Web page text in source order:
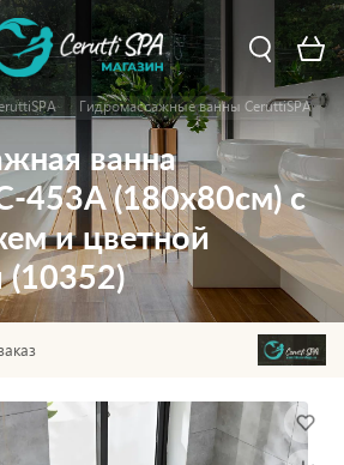
Гидромассажные ванны CeruttiSPA
ванна
453A (180х80см) с
и цветной
(10352)